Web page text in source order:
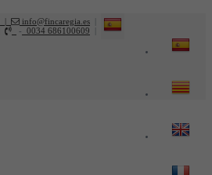
| info@fincaregia.es
0034 686100609
-